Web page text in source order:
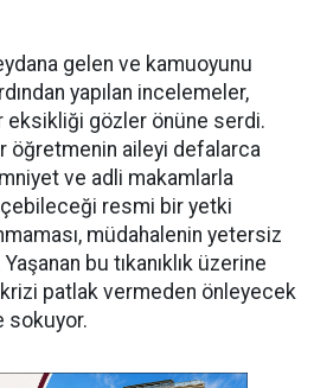
gelen ve kamuoyunu
yapılan incelemeler,
eksikliği gözler önüne serdi.
öğretmenin aileyi defalarca
ve adli makamlarla
resmi bir yetki
müdahalenin yetersiz
bu tıkanıklık üzerine
patlak vermeden önleyecek
sokuyor.